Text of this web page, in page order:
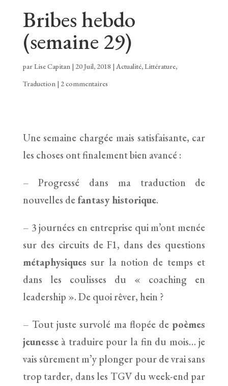
Bribes hebdo
(semaine 29)
parLise Capitan | 20 Juil, 2018 | Actualité,Littérature,
Traduction | 2 commentaires
Une semaine chargée mais satisfaisante, car
les choses ont finalement bien avancé :
– Progressé dans ma traduction de
nouvelles defantasy historique.
– 3 journées en entreprise qui m’ont menée
sur des circuits de F1, dans des questions
métaphysiques sur la notion de temps et
dans les coulisses du « coaching en
leadership ». De quoi rêver, hein ?
– Tout juste survolé ma flopée de poèmes
jeunesseà traduire pour la fin du mois… je
vais sûrement m’y plonger pour de vrai sans
trop tarder, dans les TGV du week-end par